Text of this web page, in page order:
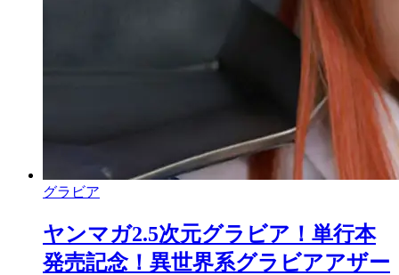
グラビア
ヤンマガ2.5次元グラビア！単行本
発売記念！異世界系グラビアアザー